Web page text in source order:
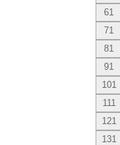
61
71
81
91
101
111
121
131